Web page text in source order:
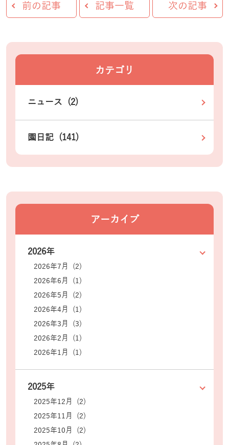
前の記事 記事一覧 次の記事
カテゴリ
ニュース (2)
園日記 (141)
アーカイブ
2026年
2026年7月 (2)
2026年6月 (1)
2026年5月 (2)
2026年4月 (1)
2026年3月 (3)
2026年2月 (1)
2026年1月 (1)
2025年
2025年12月 (2)
2025年11月 (2)
2025年10月 (2)